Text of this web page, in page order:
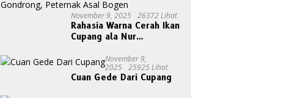
November 9, 2025 26372 Lihat
Rahasia Warna Cerah Ikan
Cupang ala Nur
Bogen
November 9,
2025
25925 Lihat
Cuan Gede Dari Cupang